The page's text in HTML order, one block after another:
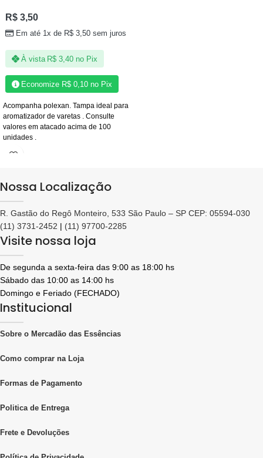
R$3,50
Em até 1x de R$ 3,50 sem juros
À vista R$ 3,40 no Pix
Economize R$ 0,10 no Pix
Acompanha polexan. Tampa ideal para
aromatizador de varetas . Consulte
valores em atacado acima de 100
unidades .
Nossa Localização
R. Gastão do Regô Monteiro, 533 São Paulo – SP CEP: 05594-030
(11) 3731-2452 | (11) 97700-2285
Visite nossa loja
De segunda a sexta-feira das 9:00 as 18:00 hs
Sábado das 10:00 as 14:00 hs
Domingo e Feriado (FECHADO)
Institucional
Sobre o Mercadão das Essências
Como comprar na Loja
Formas de Pagamento
Politica de Entrega
Frete e Devoluções